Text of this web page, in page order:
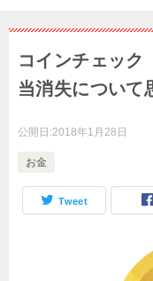
コインチェッ
当消失について
公開日:2018年1月28日
お金
Tweet